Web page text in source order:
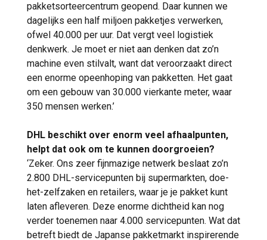
pakketsorteercentrum geopend. Daar kunnen we
dagelijks een half miljoen pakketjes verwerken,
ofwel 40.000 per uur. Dat vergt veel logistiek
denkwerk. Je moet er niet aan denken dat zo’n
machine even stilvalt, want dat veroorzaakt direct
een enorme opeenhoping van pakketten. Het gaat
om een gebouw van 30.000 vierkante meter, waar
350 mensen werken.’
DHL beschikt over enorm veel afhaalpunten,
helpt dat ook om te kunnen doorgroeien?
‘Zeker. Ons zeer fijnmazige netwerk beslaat zo’n
2.800 DHL-servicepunten bij supermarkten, doe-
het-zelfzaken en retailers, waar je je pakket kunt
laten afleveren. Deze enorme dichtheid kan nog
verder toenemen naar 4.000 servicepunten. Wat dat
betreft biedt de Japanse pakketmarkt inspirerende